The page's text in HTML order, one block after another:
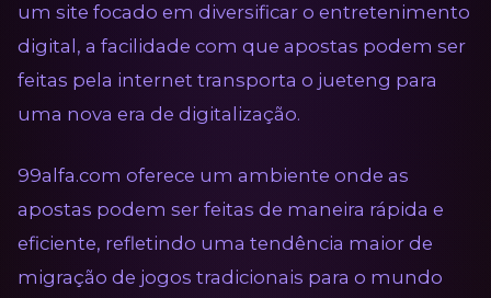
um site focado em diversificar o entretenimento
digital, a facilidade com que apostas podem ser
feitas pela internet transporta o jueteng para
uma nova era de digitalização.
99alfa.com oferece um ambiente onde as
apostas podem ser feitas de maneira rápida e
eficiente, refletindo uma tendência maior de
migração de jogos tradicionais para o mundo